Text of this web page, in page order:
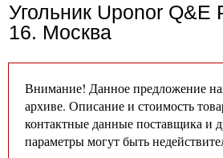
Угольник Uponor Q&E
16. Москва
Внимание! Данное предложение
архиве. Описание и стоимость
контактные данные поставщика и
параметры могут быть